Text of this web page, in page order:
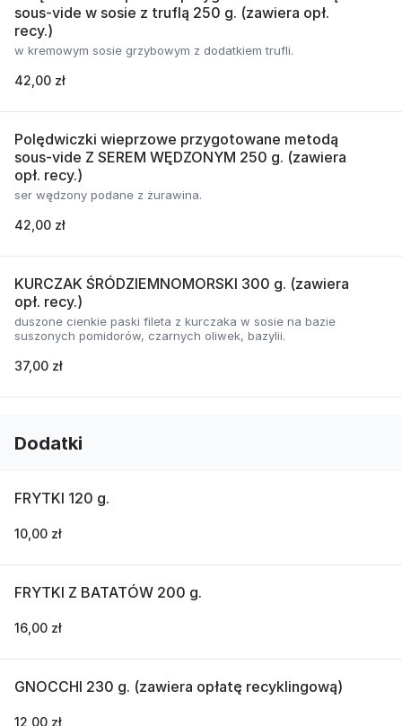
sous-vide w sosie z truflą 250 g. (zawiera opł.
recy.)
w kremowym sosie grzybowym z dodatkiem trufli.
42,00 zł
Polędwiczki wieprzowe przygotowane metodą
sous-vide Z SEREM WĘDZONYM 250 g. (zawiera
opł. recy.)
ser wędzony podane z żurawina.
42,00 zł
KURCZAK ŚRÓDZIEMNOMORSKI 300 g. (zawiera
opł. recy.)
duszone cienkie paski fileta z kurczaka w sosie na bazie
suszonych pomidorów, czarnych oliwek, bazylii.
37,00 zł
Dodatki
FRYTKI 120 g.
10,00 zł
FRYTKI Z BATATÓW 200 g.
16,00 zł
GNOCCHI 230 g. (zawiera opłatę recyklingową)
12,00 zł